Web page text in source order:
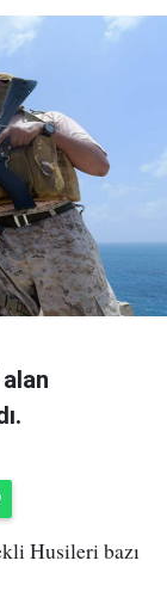
Husileri bazı